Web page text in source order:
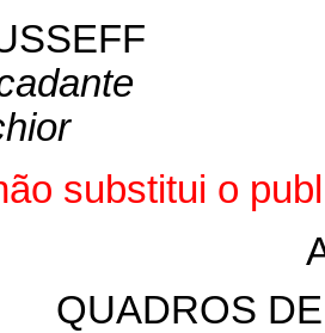
substitui o
QUADROS